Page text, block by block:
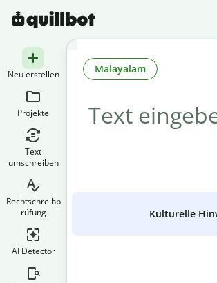
Neu erstellen
Projekte
Text
umschreiben
Rechtschreibp
rüfung
AI Detector
Malayalam
Kulturelle